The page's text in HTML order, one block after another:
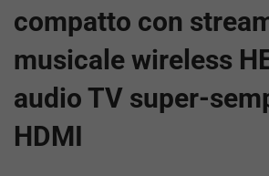
compatto con
musicale wireless
audio TV super-
HDMI